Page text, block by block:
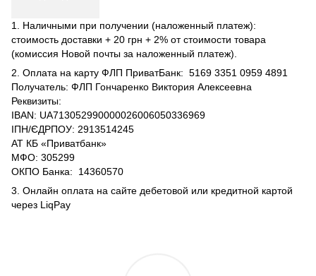
1. Наличными при получении (наложенный платеж):
стоимость доставки + 20 грн + 2% от стоимости товара
(комиссия Новой почты за наложенный платеж).
2. Оплата на карту ФЛП ПриватБанк: 5169 3351 0959 4891
Получатель: ФЛП Гончаренко Виктория Алексеевна
Реквизиты:
IBAN: UA713052990000026006050336969
ІПН/ЄДРПОУ: 2913514245
АТ КБ «Приватбанк»
МФО: 305299
ОКПО Банка: 14360570
3. Онлайн оплата на сайте дебетовой или кредитной картой
через LiqPay